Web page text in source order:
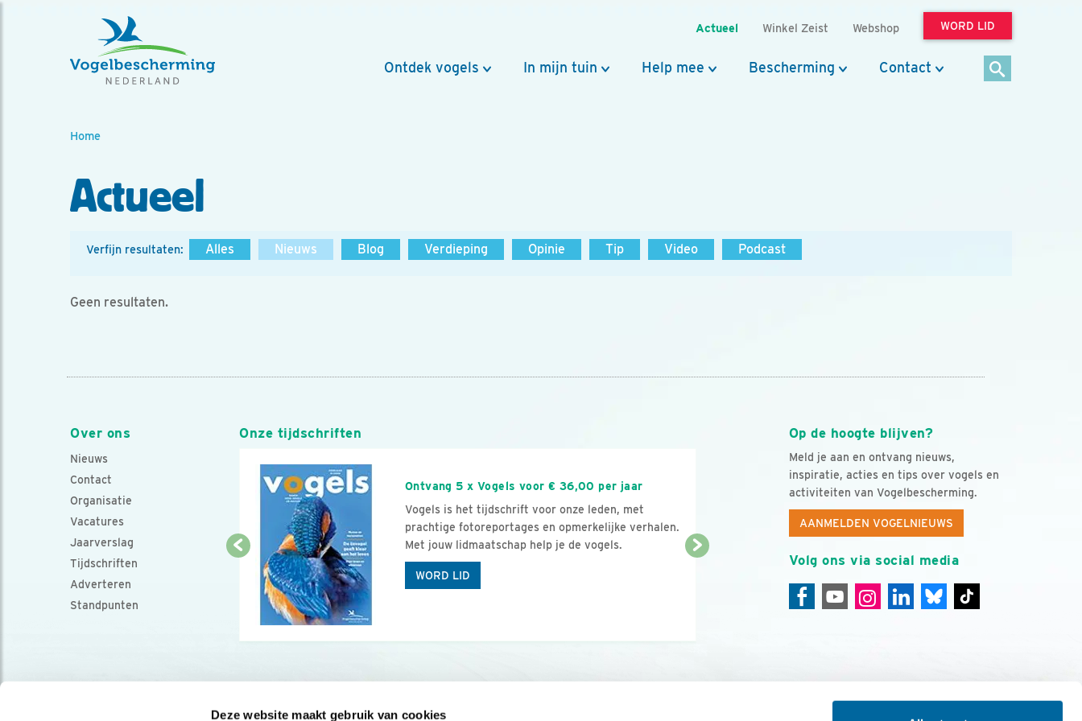
Deze website maakt gebruik van cookies
Actueel Winkel Zeist Webshop WORD LID
Ontdek vogels In mijn tuin Help mee Bescherming Contact
Home
Actueel
Verfijn resultaten: Alles Nieuws Blog Verdieping Opinie Tip Video Podcast
Geen resultaten.
Over ons
Nieuws
Contact
Organisatie
Vacatures
Jaarverslag
Tijdschriften
Adverteren
Standpunten
Op de hoogte blijven?
Meld je aan en ontvang nieuws,
inspiratie, acties en tips over vogels en
activiteiten van Vogelbescherming.
AANMELDEN VOGELNIEUWS
Volg ons via social media
Onze tijdschriften
Ontvang 5 x Vogels voor € 36,00 per jaar
Vogels is het tijdschrift voor onze leden, met
prachtige fotoreportages en opmerkelijke verhalen.
Met jouw lidmaatschap help je de vogels.
WORD LID